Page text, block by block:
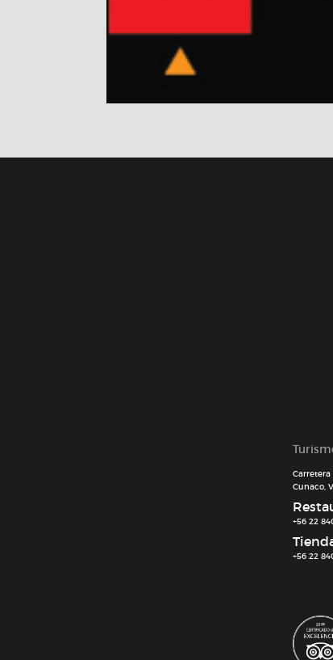
Carretera
Cunaco,
+56 22
+56 22